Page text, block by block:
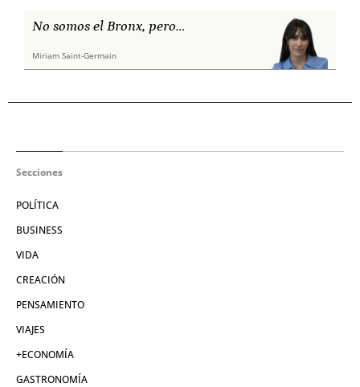
No somos el Bronx, pero…
Miriam Saint-Germain
Secciones
POLÍTICA
BUSINESS
VIDA
CREACIÓN
PENSAMIENTO
VIAJES
+ECONOMÍA
GASTRONOMÍA